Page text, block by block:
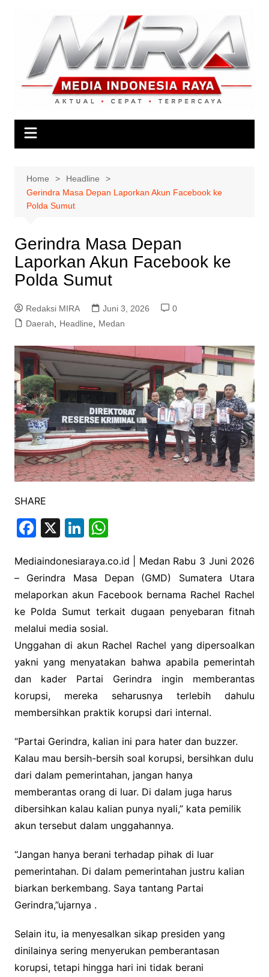
Home
Headline
Gerindra Masa Depan Laporkan Akun Facebook ke
Polda Sumut
Gerindra Masa Depan
Laporkan Akun Facebook ke
Polda Sumut
Redaksi MIRA Juni 3, 2026
0
Daerah
Headline Medan
SHARE
F
c
e
b
o
o
k
X Li
k
e
dI
n
W
at
s
A
p
p
Mediaindonesiaraya.co.id | Medan Rabu 3 Juni 2026
– Gerindra Masa Depan (GMD) Sumatera Utara
melaporkan akun Facebook bernama Rachel Rachel
ke Polda Sumut terkait dugaan penyebaran fitnah
melalui media sosial.
Unggahan di akun Rachel Rachel yang dipersoalkan
yakni yang menyatakan bahwa apabila pemerintah
dan kader Partai Gerindra ingin memberantas
korupsi, mereka seharusnya terlebih dahulu
membersihkan praktik korupsi dari internal.
“Partai Gerindra, kalian ini para hater dan buzzer.
Kalau mau bersih-bersih soal korupsi, bersihkan dulu
dari dalam pemerintahan, jangan hanya
memberantas orang di luar. Di dalam juga harus
dibersihkan kalau kalian punya nyali,” kata pemilik
akun tersebut dalam unggahannya.
“Jangan hanya berani terhadap pihak di luar
pemerintahan. Di dalam pemerintahan justru kalian
biarkan berkembang. Saya tantang Partai
Gerindra,”ujarnya .
Selain itu, ia menyesalkan sikap presiden yang
dinilainya sering menyerukan pemberantasan
korupsi, tetapi hingga hari ini tidak berani